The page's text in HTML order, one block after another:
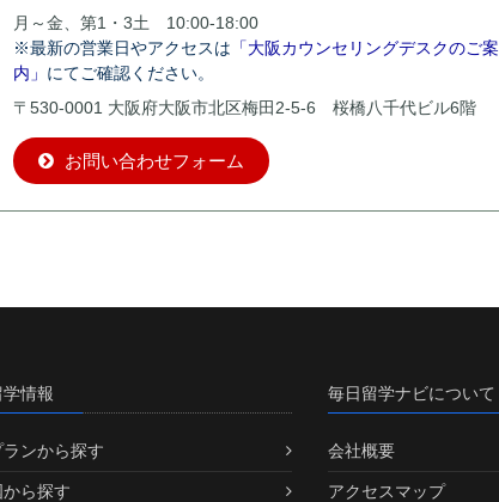
月～金、第1・3土 10:00-18:00
※最新の営業日やアクセスは 「大阪カウンセリングデスクのご案
内」 にてご確認ください。
〒530-0001 大阪府大阪市北区梅田2-5-6 桜橋八千代ビル6階
お問い合わせフォーム
学情報
ランから探す
から探す
毎日留学ナビについて
会社概要
アクセスマップ